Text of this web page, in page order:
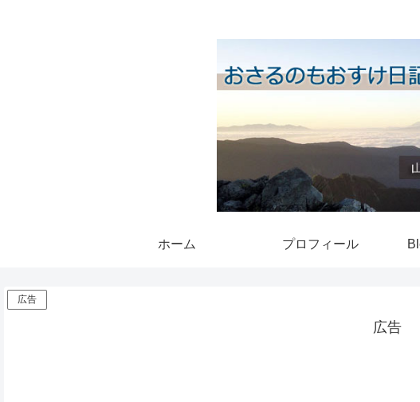
ホーム プロフィール
広告
広告